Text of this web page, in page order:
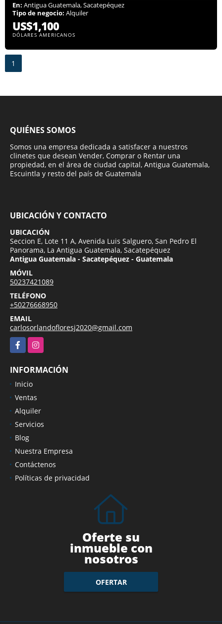
En: Antigua Guatemala, Sacatepéquez
Tipo de negocio: Alquiler
US$1,100
DÓLARES AMERICANOS
1
QUIÉNES SOMOS
Somos una empresa dedicada a satisfacer a nuestros
clinetes que desean Vender, Comprar o Rentar una
propiedad, en el área de ciudad capital, Antigua Guatemala,
Escuintla y resto del país de Guatemala
UBICACIÓN Y CONTACTO
UBICACIÓN
Seccion E, Lote 11 A, Avenida Luis Salguero, San Pedro El
Panorama, La Antigua Guatemala, Sacatepéquez
Antigua Guatemala - Sacatepéquez - Guatemala
MÓVIL
50237421089
TELÉFONO
+50276668950
EMAIL
carlosorlandofloresj2020@gmail.com
FacebookInstagram
INFORMACIÓN
Inicio
Ventas
Alquiler
Servicios
Blog
Nuestra Empresa
Contáctenos
Políticas de privacidad
Oferte su
inmueble con
nosotros
OFERTAR